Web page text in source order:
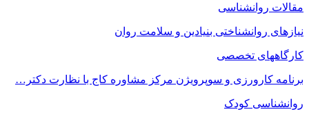
مقالات روانشناسی
نیازهای روانشناختی بنیادین و سلامت روان
کارگاههای تخصصی
برنامه کارورزی و سوپرویژن مرکز مشاوره کاج با نظارت دکتر…
روانشناسی کودک